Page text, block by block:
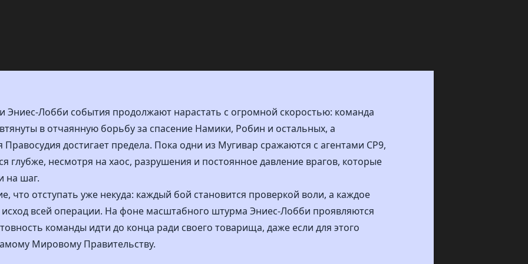
Эниес-Лобби события продолжают нарастать с огромной скоростью: команда
в отчаянную борьбу за спасение Намики, Робин и остальных, а
достигает предела. Пока одни из Мугивар сражаются с агентами CP9,
глубже, несмотря на хаос, разрушения и постоянное давление врагов, которые
на шаг.
что отступать уже некуда: каждый бой становится проверкой воли, а каждое
всей операции. На фоне масштабного штурма Эниес-Лобби проявляются
команды идти до конца ради своего товарища, даже если для этого
Мировому Правительству.